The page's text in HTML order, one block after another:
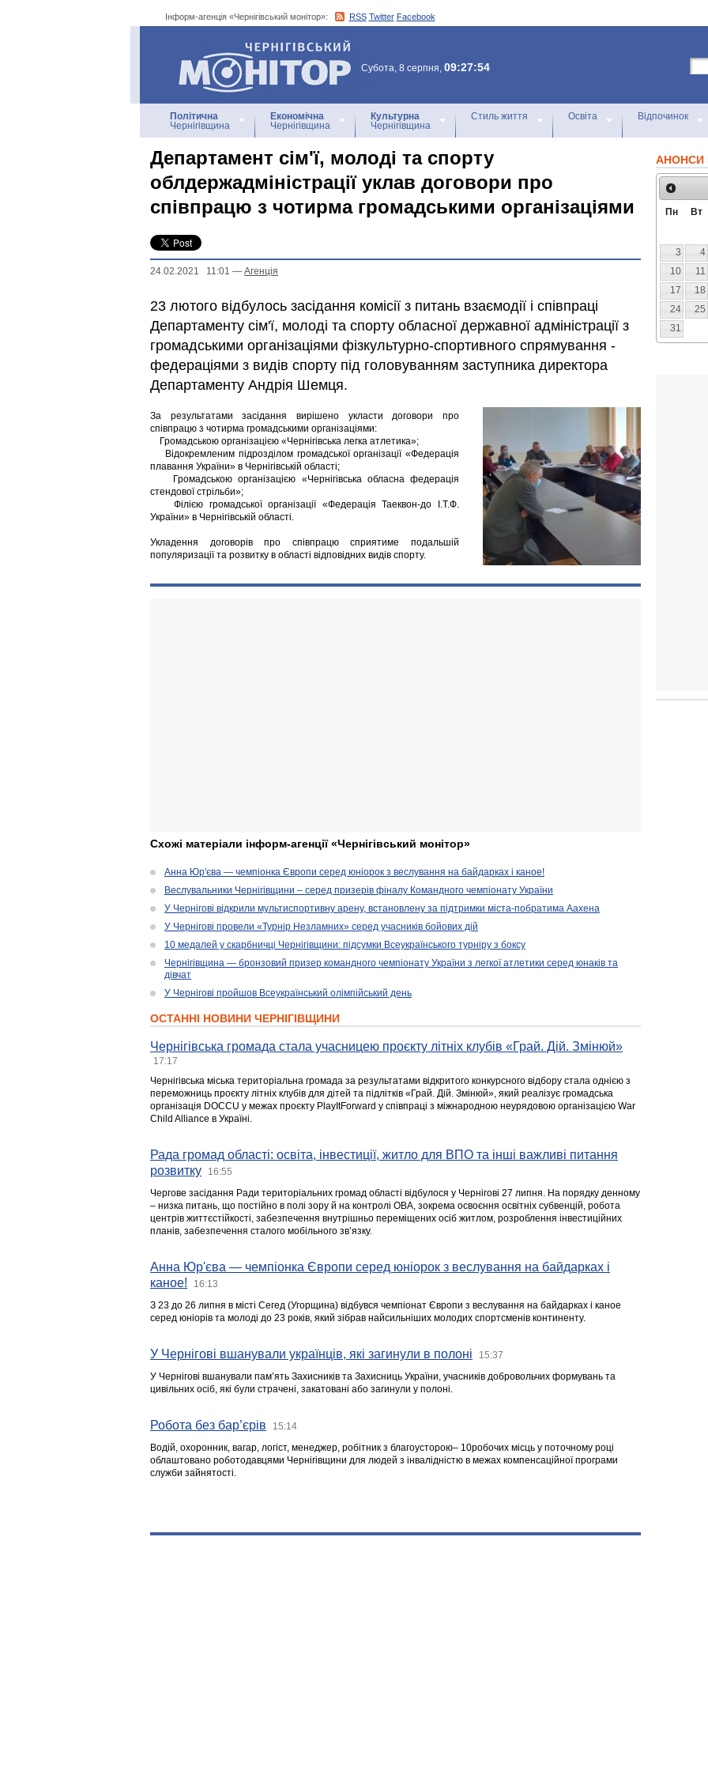
Інформ-агенція «Чернігівський монітор»: RSS Twitter Facebook
Інформ-агенція
«Чернігівський монітор»
Субота, 8 серпня, 09:27:54
Політична
Чернігівщина
Економічна
Чернігівщина
Культурна
Чернігівщина
Стиль життя Освіта Відпочинок
Департамент сім'ї, молоді та спорту
облдержадміністрації уклав договори про
співпрацю з чотирма громадськими організаціями
24.02.2021 11:01 — Агенцiя
23 лютого відбулось засідання комісії з питань взаємодії і співпраці
Департаменту сім'ї, молоді та спорту обласної державної адміністрації з
громадськими організаціями фізкультурно-спортивного спрямування -
федераціями з видів спорту під головуванням заступника директора
Департаменту Андрія Шемця.
За результатами засідання вирішено укласти договори про
співпрацю з чотирма громадськими організаціями:
Громадською організацією «Чернігівська легка атлетика»;
Відокремленим підрозділом громадської організації «Федерація
плавання України» в Чернігівській області;
Громадською організацією «Чернігівська обласна федерація
стендової стрільби»;
Філією громадської організації «Федерація Таеквон-до І.Т.Ф.
України» в Чернігівській області.
Укладення договорів про співпрацю сприятиме подальшій
популяризації та розвитку в області відповідних видів спорту.
Схожі матеріали інформ-агенції «Чернігівський монітор»
Анна Юр'єва — чемпіонка Європи серед юніорок з веслування на байдарках і каное!
Веслувальники Чернігівщини – серед призерів фіналу Командного чемпіонату України
У Чернігові відкрили мультиспортивну арену, встановлену за підтримки міста-побратима Аахена
У Чернігові провели «Турнір Незламних» серед учасників бойових дій
10 медалей у скарбничці Чернігівщини: підсумки Всеукраїнського турніру з боксу
Чернігівщина — бронзовий призер командного чемпіонату України з легкої атлетики серед юнаків та
дівчат
У Чернігові пройшов Всеукраїнський олімпійський день
ОСТАННІ НОВИНИ ЧЕРНІГІВЩИНИ
Чернігівська громада стала учасницею проєкту літніх клубів «Грай. Дій. Змінюй»
17:17
Чернігівська міська територіальна громада за результатами відкритого конкурсного відбору стала однією з
переможниць проєкту літніх клубів для дітей та підлітків «Грай. Дій. Змінюй», який реалізує громадська
організація DOCCU у межах проєкту PlayItForward у співпраці з міжнародною неурядовою організацією War
Child Alliance в Україні.
Рада громад області: освіта, інвестиції, житло для ВПО та інші важливі питання
розвитку
16:55
Чергове засідання Ради територіальних громад області відбулося у Чернігові 27 липня. На порядку денному
– низка питань, що постійно в полі зору й на контролі ОВА, зокрема освоєння освітніх субвенцій, робота
центрів життєстійкості, забезпечення внутрішньо переміщених осіб житлом, розроблення інвестиційних
планів, забезпечення сталого мобільного зв’язку.
Анна Юр'єва — чемпіонка Європи серед юніорок з веслування на байдарках і
каное!
16:13
З 23 до 26 липня в місті Сегед (Угорщина) відбувся чемпіонат Європи з веслування на байдарках і каное
серед юніорів та молоді до 23 років, який зібрав найсильніших молодих спортсменів континенту.
У Чернігові вшанували українців, які загинули в полоні 15:37
У Чернігові вшанували пам’ять Захисників та Захисниць України, учасників добровольчих формувань та
цивільних осіб, які були страчені, закатовані або загинули у полоні.
Робота без бар’єрів 15:14
Водій, охоронник, вагар, логіст, менеджер, робітник з благоусторою– 10робочих місць у поточному році
облаштовано роботодавцями Чернігівщини для людей з інвалідністю в межах компенсаційної програми
служби зайнятості.
АНОНСИ
Пн Вт
3
4
10
11
17
18
24
25
31